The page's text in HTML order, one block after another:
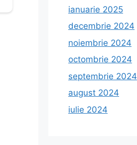
ianuarie 2025
decembrie 2024
noiembrie 2024
octombrie 2024
septembrie 2024
august 2024
iulie 2024